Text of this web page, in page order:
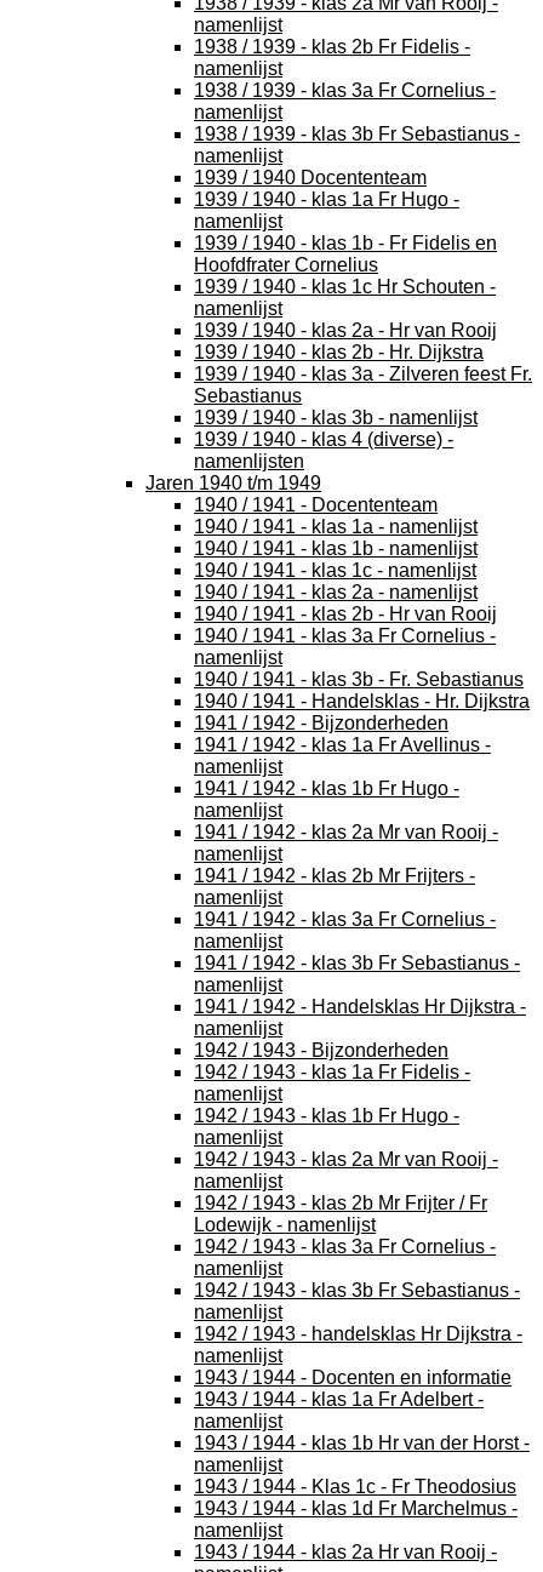
namenlijst
1938 / 1939 - klas 2b Fr Fidelis -
namenlijst
1938 / 1939 - klas 3a Fr Cornelius -
namenlijst
1938 / 1939 - klas 3b Fr Sebastianus -
namenlijst
1939 / 1940 Docententeam
1939 / 1940 - klas 1a Fr Hugo -
namenlijst
1939 / 1940 - klas 1b - Fr Fidelis en
Hoofdfrater Cornelius
1939 / 1940 - klas 1c Hr Schouten -
namenlijst
1939 / 1940 - klas 2a - Hr van Rooij
1939 / 1940 - klas 2b - Hr. Dijkstra
1939 / 1940 - klas 3a - Zilveren feest Fr.
Sebastianus
1939 / 1940 - klas 3b - namenlijst
1939 / 1940 - klas 4 (diverse) -
namenlijsten
Jaren 1940 t/m 1949
1940 / 1941 - Docententeam
1940 / 1941 - klas 1a - namenlijst
1940 / 1941 - klas 1b - namenlijst
1940 / 1941 - klas 1c - namenlijst
1940 / 1941 - klas 2a - namenlijst
1940 / 1941 - klas 2b - Hr van Rooij
1940 / 1941 - klas 3a Fr Cornelius -
namenlijst
1940 / 1941 - klas 3b - Fr. Sebastianus
1940 / 1941 - Handelsklas - Hr. Dijkstra
1941 / 1942 - Bijzonderheden
1941 / 1942 - klas 1a Fr Avellinus -
namenlijst
1941 / 1942 - klas 1b Fr Hugo -
namenlijst
1941 / 1942 - klas 2a Mr van Rooij -
namenlijst
1941 / 1942 - klas 2b Mr Frijters -
namenlijst
1941 / 1942 - klas 3a Fr Cornelius -
namenlijst
1941 / 1942 - klas 3b Fr Sebastianus -
namenlijst
1941 / 1942 - Handelsklas Hr Dijkstra -
namenlijst
1942 / 1943 - Bijzonderheden
1942 / 1943 - klas 1a Fr Fidelis -
namenlijst
1942 / 1943 - klas 1b Fr Hugo -
namenlijst
1942 / 1943 - klas 2a Mr van Rooij -
namenlijst
1942 / 1943 - klas 2b Mr Frijter / Fr
Lodewijk - namenlijst
1942 / 1943 - klas 3a Fr Cornelius -
namenlijst
1942 / 1943 - klas 3b Fr Sebastianus -
namenlijst
1942 / 1943 - handelsklas Hr Dijkstra -
namenlijst
1943 / 1944 - Docenten en informatie
1943 / 1944 - klas 1a Fr Adelbert -
namenlijst
1943 / 1944 - klas 1b Hr van der Horst -
namenlijst
1943 / 1944 - Klas 1c - Fr Theodosius
1943 / 1944 - klas 1d Fr Marchelmus -
namenlijst
1943 / 1944 - klas 2a Hr van Rooij -